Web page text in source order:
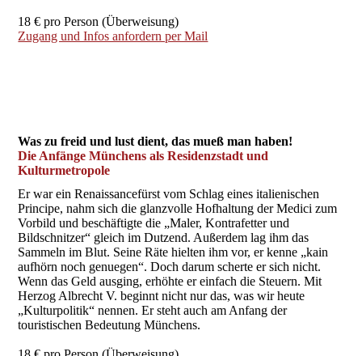
18 € pro Person (Überweisung)
Zugang und Infos anfordern per Mail
Was zu freid und lust dient, das mueß man haben!
Die Anfänge Münchens als Residenzstadt und
Kulturmetropole
Er war ein Renaissancefürst vom Schlag eines italienischen
Principe, nahm sich die glanzvolle Hofhaltung der Medici zum
Vorbild und beschäftigte die „Maler, Kontrafetter und
Bildschnitzer“ gleich im Dutzend. Außerdem lag ihm das
Sammeln im Blut. Seine Räte hielten ihm vor, er kenne „kain
aufhörn noch genuegen“. Doch darum scherte er sich nicht.
Wenn das Geld ausging, erhöhte er einfach die Steuern. Mit
Herzog Albrecht V. beginnt nicht nur das, was wir heute
„Kulturpolitik“ nennen. Er steht auch am Anfang der
touristischen Bedeutung Münchens.